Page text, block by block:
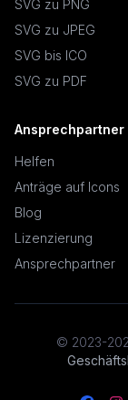
SVG zu PNG
SVG zu JPEG
SVG bis ICO
SVG zu PDF
Ansprechpartner
Helfen
Anträge auf Icons
Blog
Lizenzierung
Ansprechpartner
© 2023-